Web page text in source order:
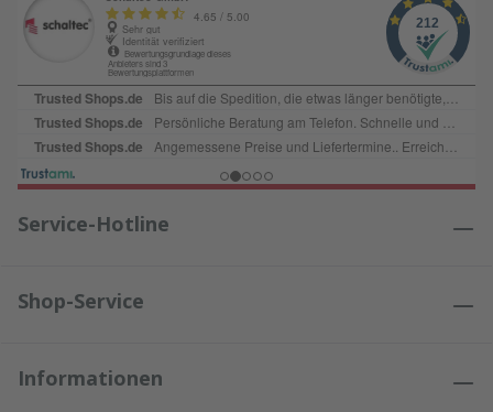
Service-Hotline
Shop-Service
Informationen